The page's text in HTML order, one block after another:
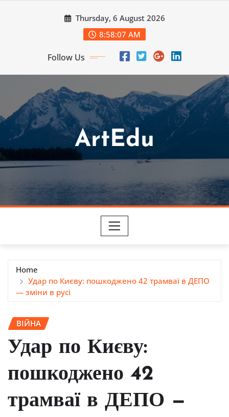
Thursday, 6 August 2026
8:58:08 AM
Follow Us
ArtEdu
Home
Удар по Києву: пошкоджено 42 трамваї в ДЕПО
— зміни в русі
ВІЙНА
Удар по Києву:
пошкоджено 42
трамваї в ДЕПО —